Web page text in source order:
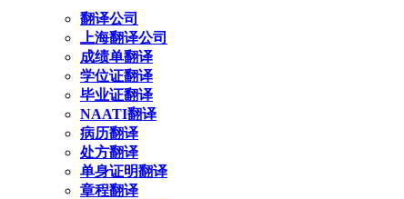
翻译公司
上海翻译公司
成绩单翻译
学位证翻译
毕业证翻译
NAATI翻译
病历翻译
处方翻译
单身证明翻译
章程翻译